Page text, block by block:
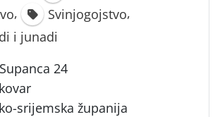
, Svinjogojstvo,
i junadi
24
srijemska županija